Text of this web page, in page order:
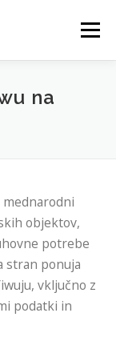
Meni
na
objektov,
potrebe
stran ponuja
vključno z
podatki in